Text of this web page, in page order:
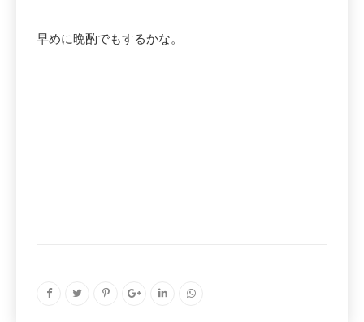
早めに晩酌でもするかな。